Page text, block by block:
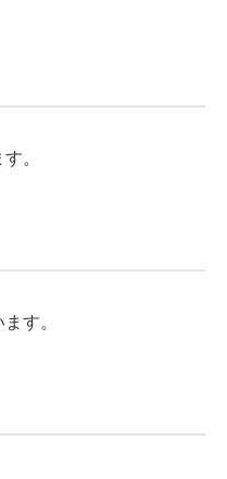
。
す。